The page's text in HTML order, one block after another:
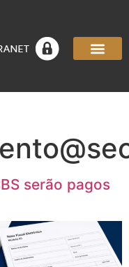
serão pagos